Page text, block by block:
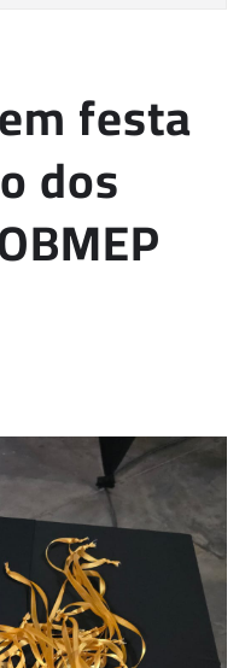
festa
dos